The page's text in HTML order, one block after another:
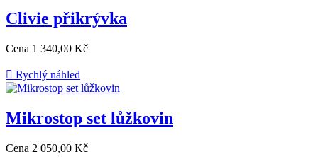
Clivie přikrývka
Cena 1 340,00 Kč
 Rychlý náhled
Mikrostop set lůžkovin
Cena 2 050,00 Kč